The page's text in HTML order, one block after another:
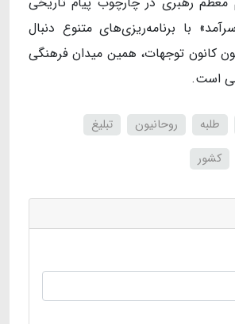
با برنامه‌ریزی‌های متنوع دنبال
کانون توجهات، همین میدان فرهنگی
است.
طلبه روحانیون
تبلیغ
کشور